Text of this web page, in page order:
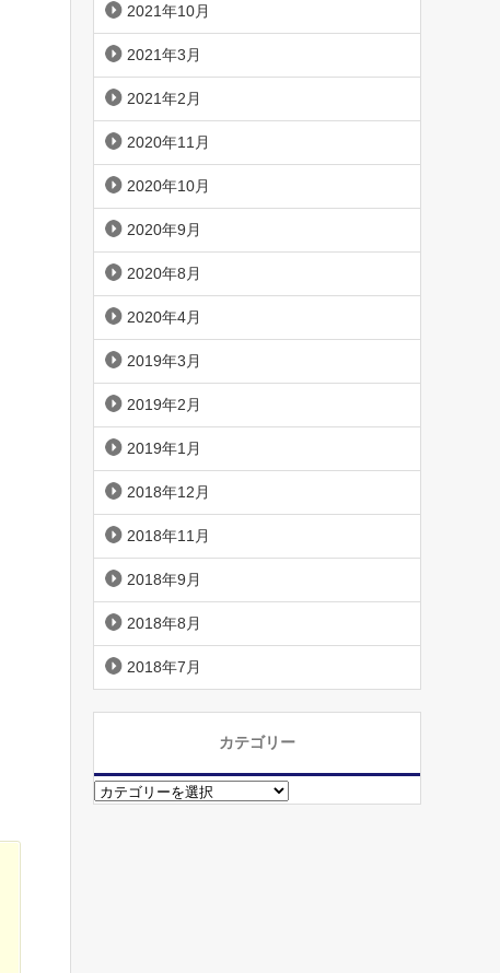
2021年10月
2021年3月
2021年2月
2020年11月
2020年10月
2020年9月
2020年8月
2020年4月
2019年3月
2019年2月
2019年1月
2018年12月
2018年11月
2018年9月
2018年8月
2018年7月
カテゴリー
カ